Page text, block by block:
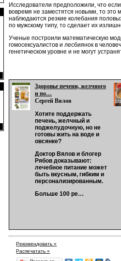
Исследователи предположили, что
вовремя не заместятся новыми, то это
наблюдаются резкие колебания
по мужскому типу, то сделает их
Ученые построили математическую
гомосексуалистов и лесбиянок в
генетическом уровне и не могут
Здоровье печени, желчного
и по…
Сергей Вялов
Хотите поддержать
печень, желчный и
поджелудочную, но не
готовы жить на воде и
овсянке?
Доктор Вялов и блогер
Рябов доказывают:
лечебное питание может
быть вкусным, гибким и
персонализированным.
Больше 100 ре…
Рекомендовать »
Распечатать »